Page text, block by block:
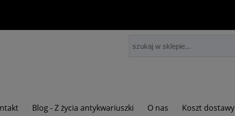
Blog - Z życia antykwariuszki O nas Koszt dostawy